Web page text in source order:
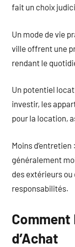
fait un choix
Un mode de vie
ville offrent une
rendant le
Un potentiel
investir, les
pour la location,
Moins
généralement
des extérieurs
responsabilités.
d’Achat